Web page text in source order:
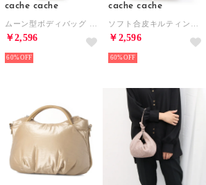
cache cache
ムーン型ボディバッグ （BK）
￥2,596
60%
cache cache
ソフト合皮キルティングハーフムーンショルダー （BK）
￥2,596
60%